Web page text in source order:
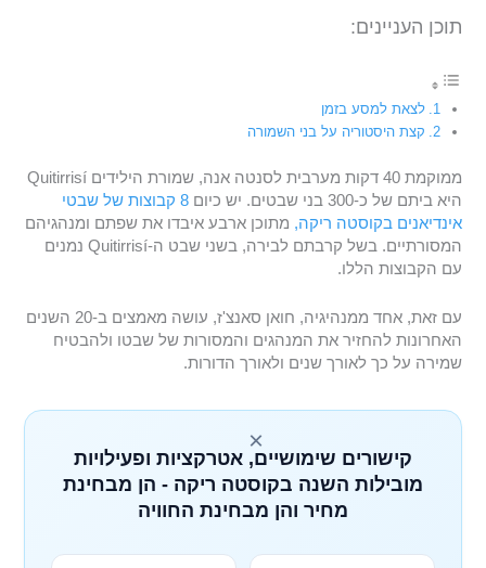
תוכן העניינים:
לצאת למסע בזמן
קצת היסטוריה על בני השמורה
ממוקמת 40 דקות מערבית לסנטה אנה, שמורת הילידים Quitirrisí
היא ביתם של כ-300 בני שבטים. יש כיום
8 קבוצות של שבטי
אינדיאנים בקוסטה ריקה, מתוכן ארבע איבדו את שפתם ומנהגיהם
המסורתיים. בשל קרבתם לבירה, בשני שבט ה-Quitirrisí נמנים
עם הקבוצות הללו.
עם זאת, אחד ממנהיגיה, חואן סאנצ'ז, עושה מאמצים ב-20 השנים
האחרונות להחזיר את המנהגים והמסורות של שבטו ולהבטיח
שמירה על כך לאורך שנים ולאורך הדורות.
×
קישורים שימושיים, אטרקציות ופעילויות
מובילות השנה בקוסטה ריקה - הן מבחינת
מחיר והן מבחינת החוויה